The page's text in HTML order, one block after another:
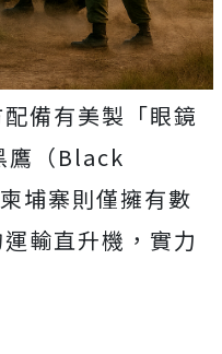
備有美製「眼鏡
鷹（Black
埔寨則僅擁有數
輸直升機，實力